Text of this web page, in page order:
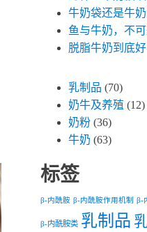
牛奶袋还是牛奶
鱼与牛奶，不
脱脂牛奶到底
乳制品 (70)
奶牛及养殖 (12)
奶粉 (36)
牛奶 (63)
标签
β-内酰胺 β-内酰胺作用机制 β-
β-内酰胺类 乳制品